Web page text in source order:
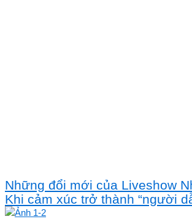
Những đổi mới của Liveshow
Khi cảm xúc trở thành “người